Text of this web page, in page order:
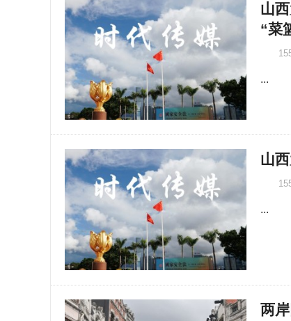
山
“菜
...
山
...
两